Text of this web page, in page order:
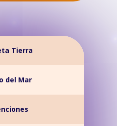
Tierra
del Mar